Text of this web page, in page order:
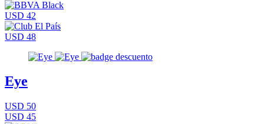
USD 42
USD 48
Eye
USD 50
USD 45